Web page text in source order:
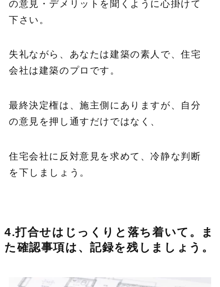
の意見・デメリットを聞くように心掛けて
下さい。
失礼ながら、あなたは建築の素人で、住宅
会社は建築のプロです。
最終決定権は、施主側にありますが、自分
の意見を押し通すだけではなく、
住宅会社に反対意見を求めて、冷静な判断
を下しましょう。
4.打合せはじっくりと落ち着いて。ま
た確認事項は、記録を残しましょう。